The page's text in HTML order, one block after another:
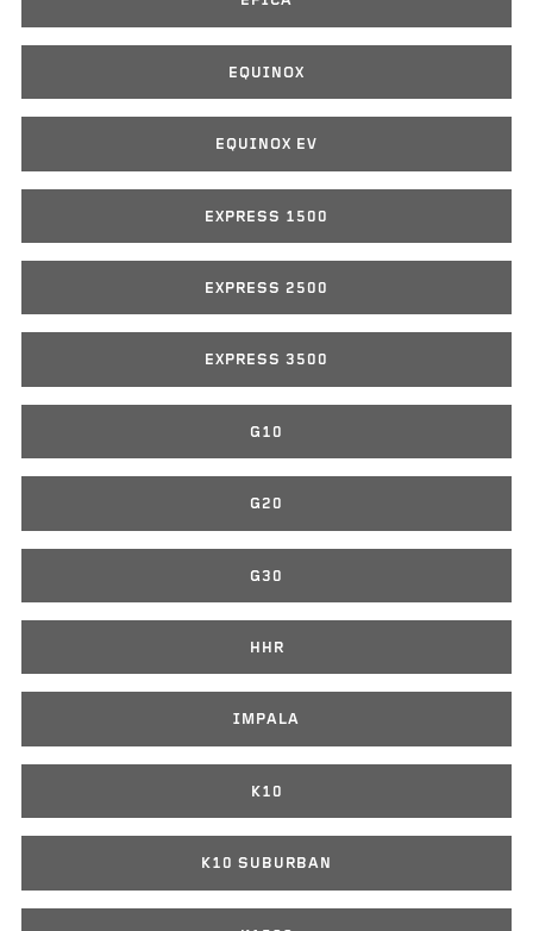
EQUINOX
EQUINOX EV
EXPRESS 1500
EXPRESS 2500
EXPRESS 3500
G10
G20
G30
HHR
IMPALA
K10
K10 SUBURBAN